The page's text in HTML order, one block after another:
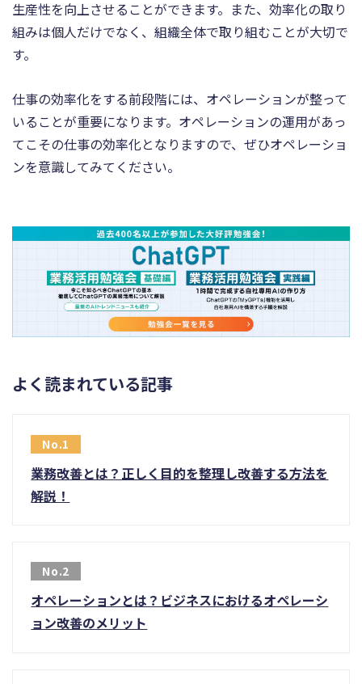
生産性を向上させることができます。また、効率化の取り
組みは個人だけでなく、組織全体で取り組むことが大切で
す。
仕事の効率化をする前段階には、オペレーションが整って
いることが重要になります。オペレーションの運用があっ
てこその仕事の効率化となりますので、ぜひオペレーショ
ンを意識してみてください。
よく読まれている記事
業務改善とは？正しく目的を整理し改善する方法を
解説！
オペレーションとは？ビジネスにおけるオペレーシ
ョン改善のメリット